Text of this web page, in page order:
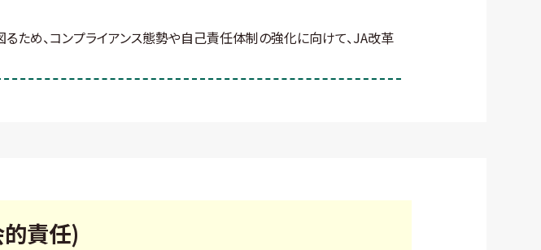
ため、コンプライアンス態勢や自己責任体制の強化に向けて、JA改革
責任)